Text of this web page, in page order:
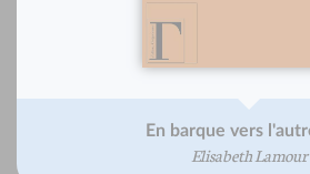
En barque vers
Elisabeth Lamour